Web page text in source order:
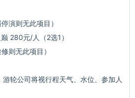
演则无此项目）
280元/人（2选1）
则无此项目）
轮公司将视行程天气、水位、参加人